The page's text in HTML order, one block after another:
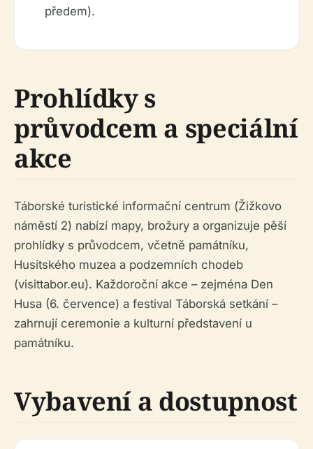
předem).
Prohlídky s
průvodcem a speciální
akce
Táborské turistické informační centrum (Žižkovo
náměstí 2) nabízí mapy, brožury a organizuje pěší
prohlídky s průvodcem, včetně památníku,
Husitského muzea a podzemních chodeb
(visittabor.eu). Každoroční akce – zejména Den
Husa (6. července) a festival Táborská setkání –
zahrnují ceremonie a kulturní představení u
památníku.
Vybavení a dostupnost